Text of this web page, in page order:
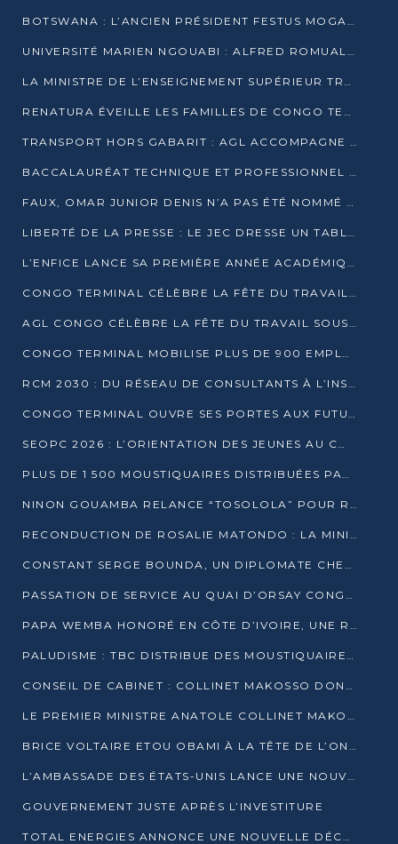
BOTSWANA : L’ANCIEN PRÉSIDENT FESTUS MOGAE EST MORT À 86 ANS
UNIVERSITÉ MARIEN NGOUABI : ALFRED ROMUALD NGUYA POATY SOUTIENT UNE THÈSE SUR LE PARADOXE DE LA CROISSANCE EN ZONE CEMAC
LA MINISTRE DE L’ENSEIGNEMENT SUPÉRIEUR TRACE SA FEUILLE DE ROUTE
RENATURA ÉVEILLE LES FAMILLES DE CONGO TERMINAL À LA PROTECTION DE L’ENVIRONNEMENT
TRANSPORT HORS GABARIT : AGL ACCOMPAGNE LE DÉVELOPPEMENT DU SECTEUR BRASSICOLE AU CONGO
BACCALAURÉAT TECHNIQUE ET PROFESSIONNEL : 16 352 CANDIDATS LANCÉS DANS LES ÉPREUVES D’EPS
FAUX, OMAR JUNIOR DENIS N’A PAS ÉTÉ NOMMÉ AIDE DE CAMP ADJOINT DE DENIS SASSOU NGUESSO
LIBERTÉ DE LA PRESSE : LE JEC DRESSE UN TABLEAU PRÉOCCUPANT AU CONGO
L’ENFICE LANCE SA PREMIÈRE ANNÉE ACADÉMIQUE AVEC 100 FUTURS ENSEIGNANTS
CONGO TERMINAL CÉLÈBRE LA FÊTE DU TRAVAIL AVEC SES COLLABORATEURS À POINTE-NOIRE
AGL CONGO CÉLÈBRE LA FÊTE DU TRAVAIL SOUS LE SIGNE DE LA COHÉSION
CONGO TERMINAL MOBILISE PLUS DE 900 EMPLOYÉS AUTOUR DE LA SÉCURITÉ AU TRAVAIL
RCM 2030 : DU RÉSEAU DE CONSULTANTS À L’INSTRUMENT DE PUISSANCE EN AFRIQUE FRANCOPHONE
CONGO TERMINAL OUVRE SES PORTES AUX FUTURS INGÉNIEURS AU FORUM DES MÉTIERS D’UCAC-ICAM
SEOPC 2026 : L’ORIENTATION DES JEUNES AU CŒUR DE LA DEUXIÈME ÉDITION
PLUS DE 1 500 MOUSTIQUAIRES DISTRIBUÉES PAR AGL ET CONGO TERMINAL DANS LA LUTTE CONTRE LE PALUDISME
NINON GOUAMBA RELANCE “TOSOLOLA” POUR RENFORCER LE DIALOGUE AVEC LES CITOYENS
RECONDUCTION DE ROSALIE MATONDO : LA MINISTRE PROMET D’ACCÉLÉRER LE TRAITEMENT DES DOSSIERS ET DE RELEVER DE NOUVEAUX DÉFIS
CONSTANT SERGE BOUNDA, UN DIPLOMATE CHEVRONNÉ AUX COMMANDES DES AFFAIRES ÉTRANGÈRES
PASSATION DE SERVICE AU QUAI D’ORSAY CONGOLAIS : GAKOSSO PASSE LE FLAMBEAU À BOUNDA
PAPA WEMBA HONORÉ EN CÔTE D’IVOIRE, UNE RUE PORTE DÉSORMAIS SON NOM
PALUDISME : TBC DISTRIBUE DES MOUSTIQUAIRES DANS DEUX CSI DE BRAZZAVILLE
CONSEIL DE CABINET : COLLINET MAKOSSO DONNE SES DERNIÈRES ORIENTATIONS
LE PREMIER MINISTRE ANATOLE COLLINET MAKOSSO DÉMISSIONNE AVEC SON GOUVERNEMENT
BRICE VOLTAIRE ETOU OBAMI À LA TÊTE DE L’ONEC-C POUR TROIS ANS
L’AMBASSADE DES ÉTATS-UNIS LANCE UNE NOUVELLE COHORTE DU PROGRAMME ACCESS MICRO-SCHOLARSHIP
GOUVERNEMENT JUSTE APRÈS L’INVESTITURE
TOTAL ENERGIES ANNONCE UNE NOUVELLE DÉCOUVERTE D’HYDROCARBURES SUR LE PERMIS MOHO AU LARGE DU CONGO